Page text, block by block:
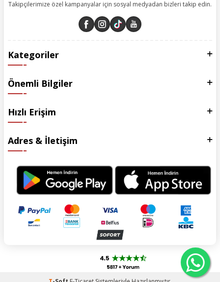
Takipçilerimize özel kampanyalar için sosyal medyadan bizleri takip edin.
Kategoriler
Önemli Bilgiler
Hızlı Erişim
Adres & İletişim